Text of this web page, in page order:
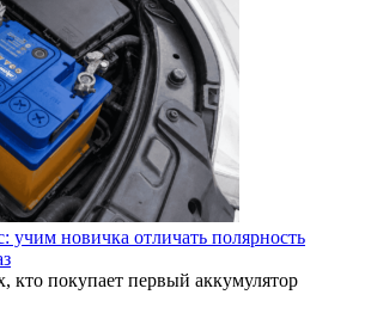
учим новичка отличать полярность
кто покупает первый аккумулятор